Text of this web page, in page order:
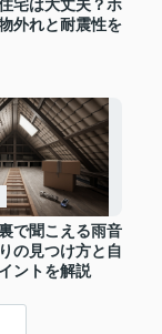
宅は大丈夫？ホ
外れと耐震性を
で聞こえる雨音
の見つけ方と自
ントを解説